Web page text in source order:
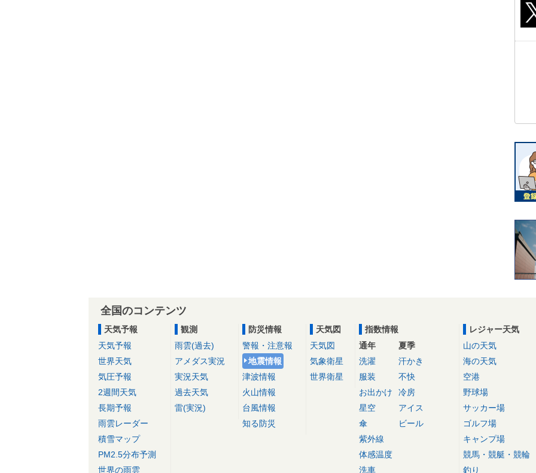
全国のコンテンツ
天気予報
天気予報
世界天気
気圧予報
2週間天気
長期予報
雨雲レーダー
積雪マップ
PM2.5分布予測
世界の雨雲
観測
雨雲(過去)
アメダス実況
実況天気
過去天気
雷(実況)
防災情報
警報・注意報
地震情報
津波情報
火山情報
台風情報
知る防災
天気図
天気図
気象衛星
世界衛星
指数情報
通年
洗濯
服装
お出かけ
星空
傘
紫外線
体感温度
洗車
夏季
汗かき
不快
冷房
アイス
ビール
レジャー天気
山の天気
海の天気
空港
野球場
サッカー場
ゴルフ場
キャンプ場
競馬・競艇・競輪
釣り